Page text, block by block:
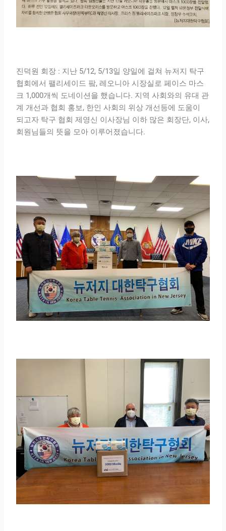
진덕원 회장 : 지난 5/12, 5/13일 양일에 걸쳐 뉴저지 탁구
협회에서 팰리세이드 팤, 레오니아 시장실로 페이스 마스
크 1,000개씩 도네이션을 했습니다. 지역 사회와의 유대 관
계 개선과 협회 홍보, 한인 사회의 위상 개선등에 도움이
되고자 탁구 협회 제영신 이사장님 이하 많은 회장단, 이사,
회원님들의 뜻을 모아 이루어졌습니다.